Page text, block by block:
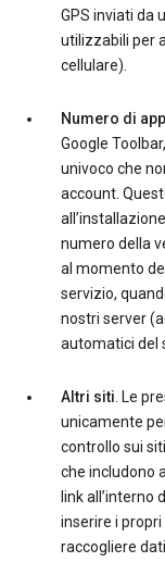
GPS inviati da
utilizzabili per
cellulare).
Numero di
Google
univoco che
account.
numero della
al momento
servizio,
nostri server
automatici del
Altri siti . Le
unicamente
controllo sui
che includono
link all’interno
inserire i
raccogliere